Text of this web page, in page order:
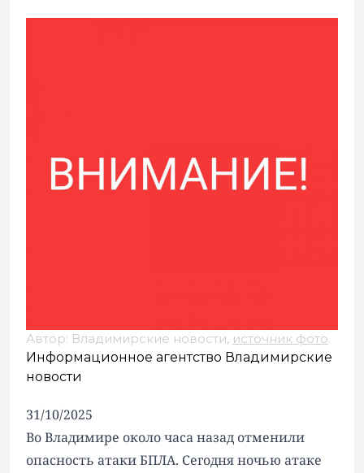
Автор: Владимирские новости, источник фото.
Информационное агентство Владимирские
новости
31/10/2025
Во Владимире около часа назад отменили
опасность атаки БПЛА. Сегодня ночью атаке